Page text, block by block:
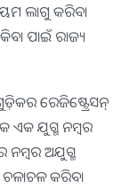
ଲାଗୁ କରିବା
ପାଇଁ ରାଜ୍ୟ
ରେଜିଷ୍ଟ୍ରେସନ୍‍
ଏକ ଯୁଗ୍ମ ନମ୍ବର
ଅଯୁଗ୍ମ
କରିବ।